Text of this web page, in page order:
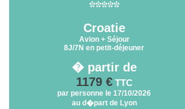
Croatie
Avion + Séjour
8J/7N en petit-déjeuner
� partir de
1179 €TTC
par personne le 17/10/2026
au d�part de Lyon